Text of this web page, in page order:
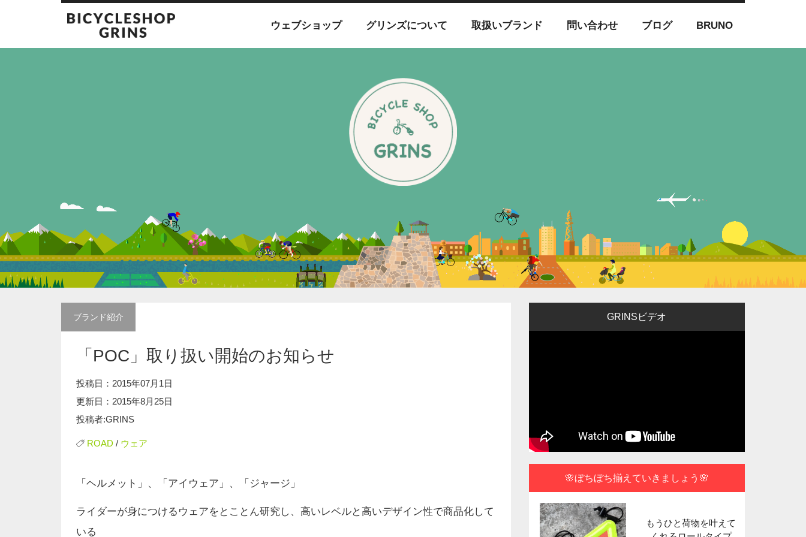
ウェブショップ グリンズについて 取扱いブランド 問い合わせ ブログ BRUNO
ブランド紹介
「POC」取り扱い開始のお知らせ
投稿日：2015年07月1日
更新日：2015年8月25日
投稿者:GRINS
ROAD / ウェア
「ヘルメット」、「アイウェア」、「ジャージ」
ライダーが身につけるウェアをとことん研究し、高いレベルと高いデザイン性で商品化して
いる
GRINSビデオ
🌸ぼちぼち揃えていきましょう🌸
もうひと荷物を叶えて